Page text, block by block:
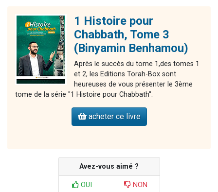
1 Histoire pour
Chabbath, Tome 3
(Binyamin Benhamou)
Après le succès du tome 1,des tomes 1
et 2, les Editions Torah-Box sont
heureuses de vous présenter le 3ème
tome de la série "1 Histoire pour Chabbath".
acheter ce livre
Avez-vous aimé ?
OUI NON